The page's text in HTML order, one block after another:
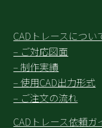
CADトレースについ
– ご対応図面
– 制作実績
– 使用CAD出力形式
– ご注文の流れ
CADトレース依頼ガ